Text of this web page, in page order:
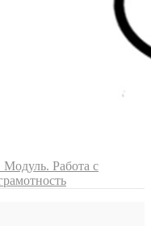
Модуль. Работа с